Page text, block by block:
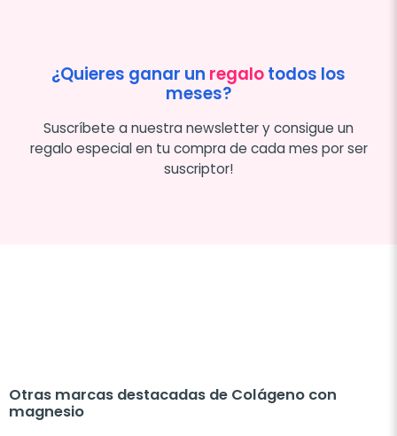
¿Quieres ganar un regalotodos los
meses?
Suscríbete a nuestra newsletter y consigue un
regalo especial en tu compra de cada mes por ser
suscriptor!
Otras marcas destacadas de Colágeno con
magnesio